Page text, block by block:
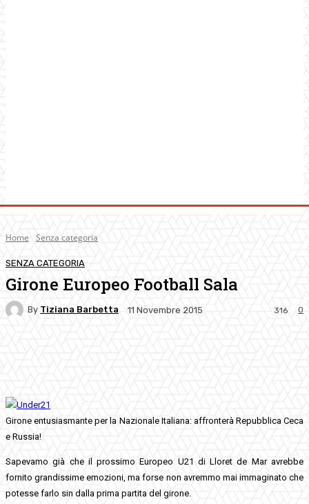
Home Senza categoria
SENZA CATEGORIA
Girone Europeo Football Sala
By Tiziana Barbetta 11 Novembre 2015 0
316
Girone entusiasmante per la Nazionale Italiana: affronterà Repubblica Ceca
e Russia!
Sapevamo già che il prossimo Europeo U21 di Lloret de Mar avrebbe
fornito grandissime emozioni, ma forse non avremmo mai immaginato che
potesse farlo sin dalla prima partita del girone.